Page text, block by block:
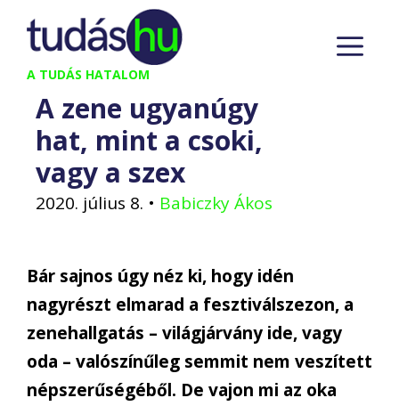
Kilépés
tartalomba
A TUDÁS HATALOM
A zene ugyanúgy
hat, mint a csoki,
vagy a szex
2020. július 8. • Babiczky Ákos
Bár sajnos úgy néz ki, hogy idén
nagyrészt elmarad a fesztiválszezon, a
zenehallgatás – világjárvány ide, vagy
oda – valószínűleg semmit nem veszített
népszerűségéből. De vajon mi az oka